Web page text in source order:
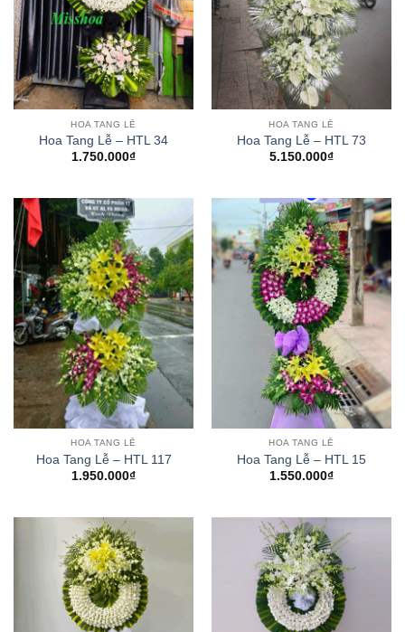
HOA TANG LỄ
Hoa Tang Lễ – HTL 34
1.750.000₫
HOA TANG LỄ
Hoa Tang Lễ – HTL 73
5.150.000₫
HOA TANG LỄ
Hoa Tang Lễ – HTL 117
1.950.000₫
HOA TANG LỄ
Hoa Tang Lễ – HTL 15
1.550.000₫